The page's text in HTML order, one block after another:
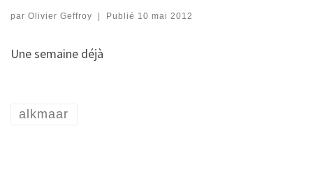
par Olivier Geffroy | Publié 10 mai 2012
Une semaine déjà
alkmaar